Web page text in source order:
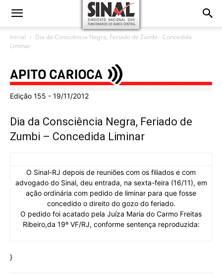
Inicial
Dia da Consciência Negra, Feriado de Zumbi - Concedida
Liminar
Edição 155 - 19/11/2012
Dia da Consciência Negra, Feriado de
Zumbi – Concedida Liminar
O Sinal-RJ depois de reuniões com os filiados e com
advogado do Sinal, deu entrada, na sexta-feira (16/11), em
ação ordinária com pedido de liminar para que fosse
concedido o direito do gozo do feriado.
O pedido foi acatado pela Juíza Maria do Carmo Freitas
Ribeiro,da 19º VF/RJ, conforme sentença reproduzida:
}